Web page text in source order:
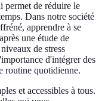
permet de réduire le
Dans notre société
apprendre à se
une étude de
de stress
d'intégrer des
routine quotidienne.
et accessibles à tous.